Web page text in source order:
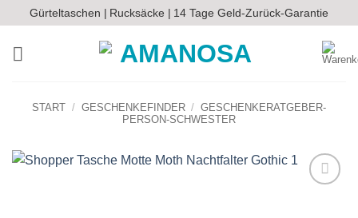
Inhalt
springen
Gürteltaschen | Rucksäcke | 14 Tage Geld-Zurück-Garantie
START / GESCHENKEFINDER / GESCHENKERATGEBER-
PERSON-SCHWESTER